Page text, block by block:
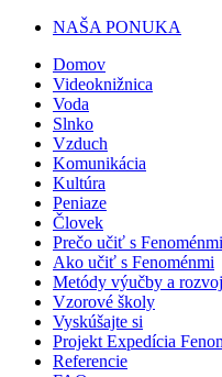
NAŠA PONUKA
Domov
Videoknižnica
Voda
Slnko
Vzduch
Komunikácia
Kultúra
Peniaze
Človek
Prečo učiť s Fenoménmi
Ako učiť s Fenoménmi
Metódy výučby a
Vzorové školy
Vyskúšajte si
Projekt Expedícia
Referencie